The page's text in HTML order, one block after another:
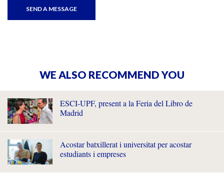
WE ALSO RECOMMEND YOU
ESCI-UPF, present a la Feria del Libro de
Madrid
Acostar batxillerat i universitat per acostar
estudiants i empreses